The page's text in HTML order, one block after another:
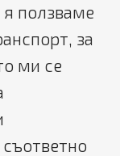
я ползваме
за
ми се